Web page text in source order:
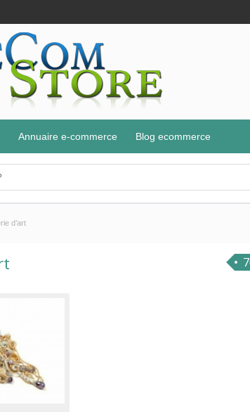
Annuaire e-commerce Blog ecommerce
d’art